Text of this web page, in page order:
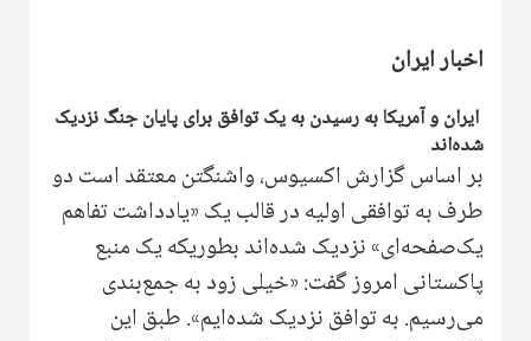
اخبار ایران
ایران و آمریکا به رسیدن به یک توافق برای پایان جنگ نزدیک
شده‌اند
بر اساس گزارش اکسیوس، واشنگتن معتقد است دو
طرف به توافقی اولیه در قالب یک «یادداشت تفاهم
یک‌صفحه‌ای» نزدیک شده‌اند بطوریکه یک منبع
پاکستانی امروز گفت: «خیلی زود به جمع‌بندی
می‌رسیم. به توافق نزدیک شده‌ایم». طبق این